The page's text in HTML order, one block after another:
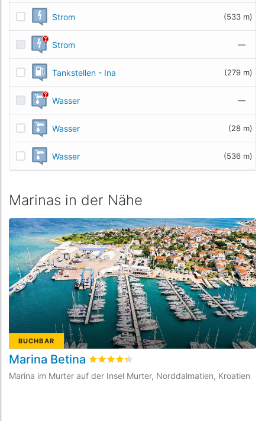
Strom (533 m)
Strom —
Tankstellen - Ina (279 m)
Wasser —
Wasser (28 m)
Wasser (536 m)
Marinas in der Nähe
BUCHBAR
Marina Betina bewertet4.3
Marina im Murter auf der Insel Murter, Norddalmatien, Kroatien